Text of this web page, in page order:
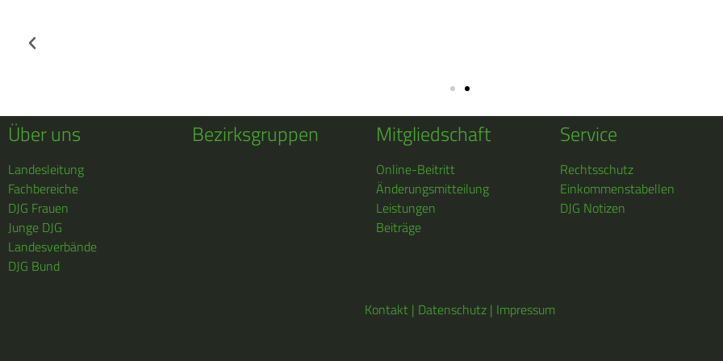
Über uns
Landesleitung
Fachbereiche
DJG Frauen
Junge DJG
Landesverbände
DJG Bund
Bezirksgruppen Mitgliedschaft
Online-Beitritt
Änderungsmitteilung
Leistungen
Beiträge
Service
Rechtsschutz
Einkommenstabellen
DJG Notizen
Kontakt| Datenschutz| Impressum